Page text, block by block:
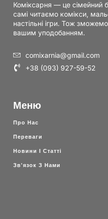
Коміксарня — це сімейний
самі читаємо комікси,
настільні ігри. Тож
вашим уподобанням.
comixarnia@gmail.com
+38 (093) 927-59-52
Меню
Про Нас
Переваги
Новини І Статті
Зв'язок З Нами